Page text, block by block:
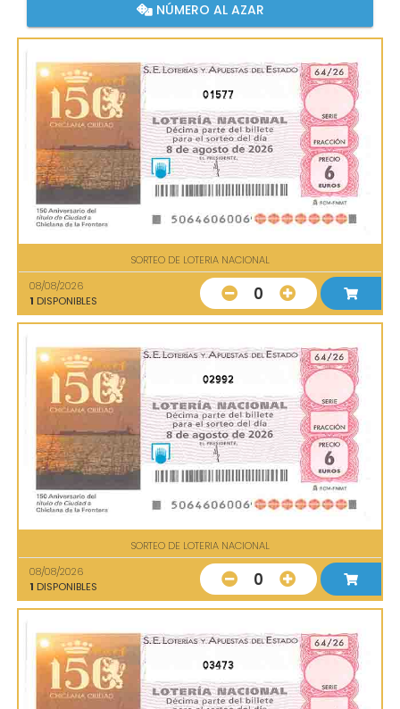
NÚMERO AL AZAR
01577
SORTEO DE LOTERIA NACIONAL
08/08/2026
1 DISPONIBLES 0
02992
SORTEO DE LOTERIA NACIONAL
08/08/2026
1 DISPONIBLES 0
03473